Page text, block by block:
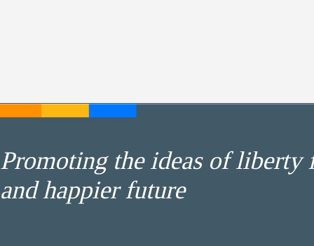
Promoting the ideas of liberty
and happier future